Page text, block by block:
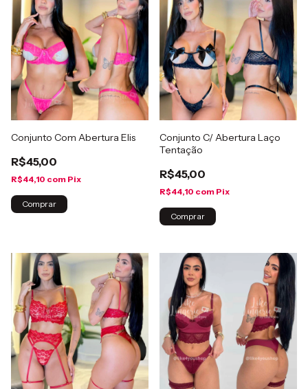
Conjunto Com Abertura Elis
R$45,00
R$44,10 com Pix
Comprar
Conjunto C/ Abertura Laço
Tentação
R$45,00
R$44,10 com Pix
Comprar